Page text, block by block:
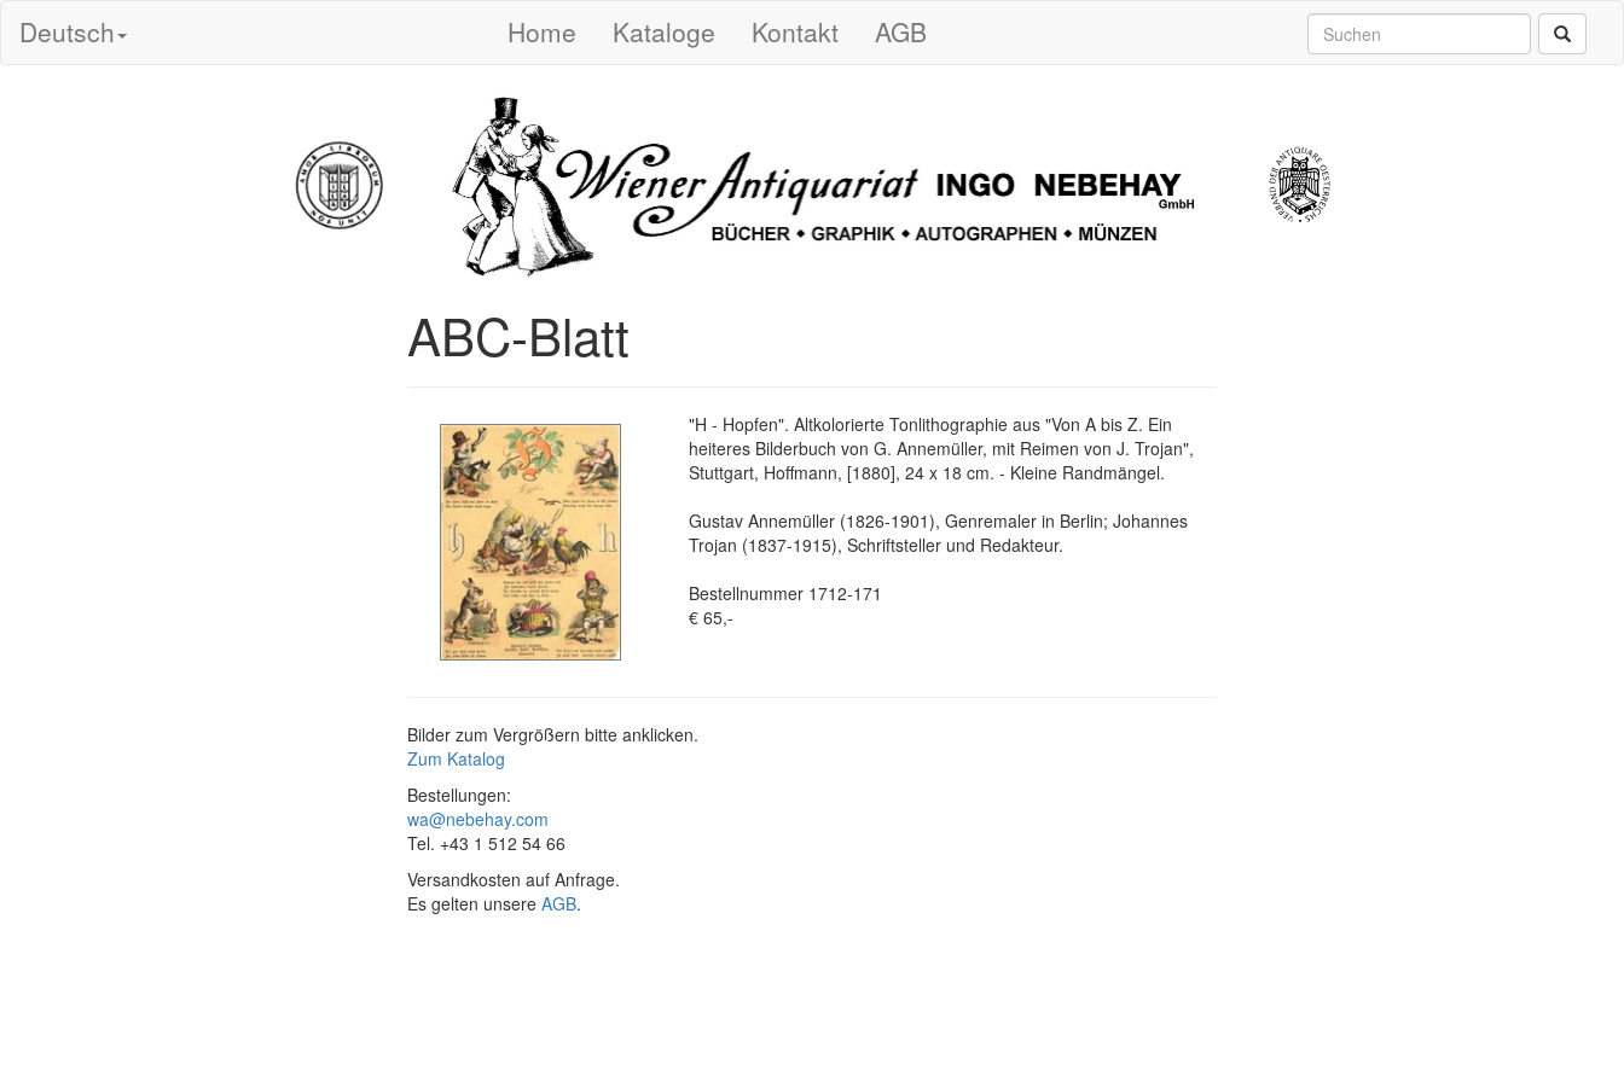
Deutsch Home Kataloge Kontakt AGB
ABC-Blatt
"H - Hopfen". Altkolorierte Tonlithographie aus "Von A bis Z. Ein
heiteres Bilderbuch von G. Annemüller, mit Reimen von J. Trojan",
Stuttgart, Hoffmann, [1880], 24 x 18 cm. - Kleine Randmängel.
Gustav Annemüller (1826-1901), Genremaler in Berlin; Johannes
Trojan (1837-1915), Schriftsteller und Redakteur.
Bestellnummer 1712-171
€ 65,-
Bilder zum Vergrößern bitte anklicken.
Zum Katalog
Bestellungen:
wa@nebehay.com
Tel. +43 1 512 54 66
Versandkosten auf Anfrage.
Es gelten unsere AGB.